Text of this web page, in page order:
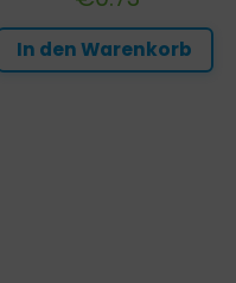
In den Warenkorb